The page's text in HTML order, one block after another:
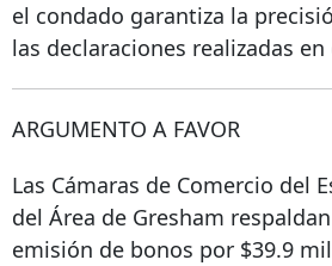
el condado garantiza la
las declaraciones realizadas
ARGUMENTO A FAVOR
Las Cámaras de Comercio del
del Área de Gresham
emisión de bonos por $39.9